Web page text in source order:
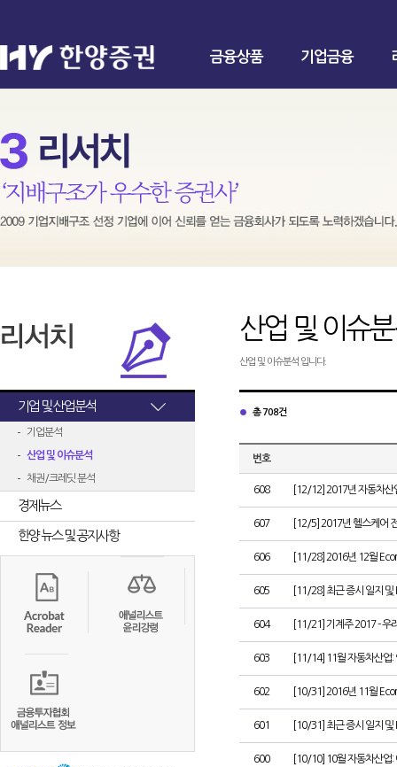
금융상품 기업금융
기업 및 산업분석
기업분석
산업 및 이슈분석
채권/크레딧 분석
경제뉴스
한양 뉴스 및 공지사항
산업 및 이슈
산업 및 이슈분석 입니다.
총 708건
번호
608 [12/12] 2017년 자동차산
607 [12/5] 2017년 헬스케어
606 [11/28] 2016년 12월
605 [11/28] 최근 증시 일지 및
604 [11/21] 기계주 2017 - 우
603 [11/14] 11월 자동차산업
602 [10/31] 2016년 11월
601 [10/31] 최근 증시 일지 및
600 [10/10] 10월 자동차산업: